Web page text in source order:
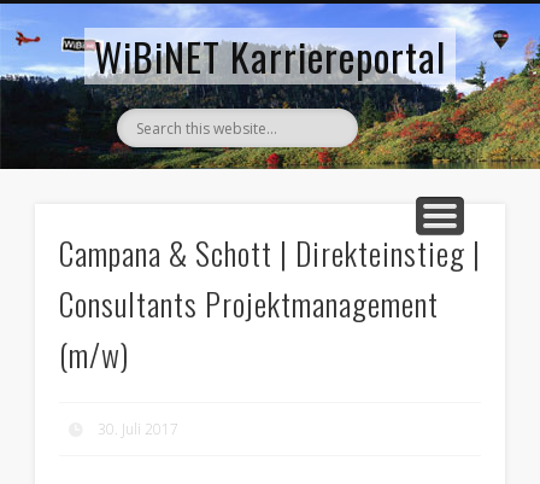
WiBiNET Karriereportal
AKTUELLE STELLENANZEIGEN
ZURÜCK ZUM WIBINET
Campana & Schott | Direkteinstieg |
Consultants Projektmanagement
(m/w)
30. Juli 2017